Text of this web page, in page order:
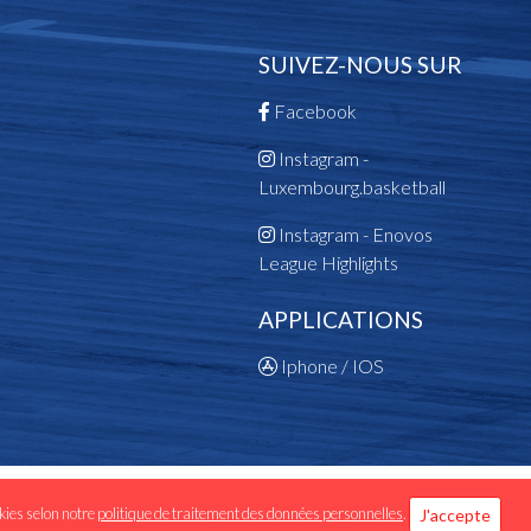
SUIVEZ-NOUS SUR
Facebook
Instagram -
Luxembourg.basketball
Instagram - Enovos
League Highlights
APPLICATIONS
Iphone / IOS
personnelles
selon notrepolitique de traitement des données personnelles. J'accepte